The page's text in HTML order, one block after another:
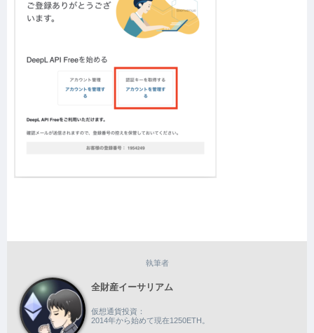
執筆者
全財産イーサリアム
仮想通貨投資：
2014年から始めて現在1250ETH。